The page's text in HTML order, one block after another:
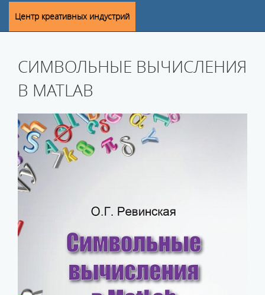
Центр креативных индустрий
СИМВОЛЬНЫЕ ВЫЧИСЛЕНИЯ
В MATLAB